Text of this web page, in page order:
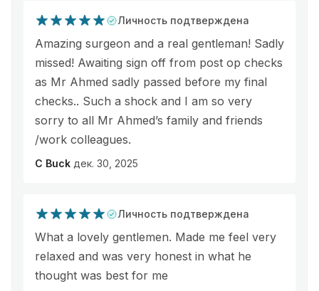
Личность подтверждена
Amazing surgeon and a real gentleman! Sadly
missed! Awaiting sign off from post op checks
as Mr Ahmed sadly passed before my final
checks.. Such a shock and I am so very
sorry to all Mr Ahmed’s family and friends
/work colleagues.
C Buck дек. 30, 2025
Личность подтверждена
What a lovely gentlemen. Made me feel very
relaxed and was very honest in what he
thought was best for me